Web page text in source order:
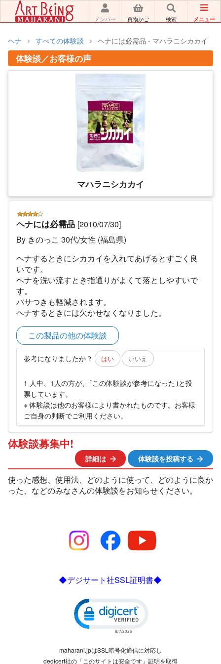
メンバー 買物かご 検索 メニュー
ヘナ すべての体験談 ヘナには必需品 - マハラニシカカイ
体験談／お客様の声
マハラニシカカイ
ヘナには必需品 [2010/07/30]
By きのっこ 30代/女性 (福島県)
ヘナするときにシカカイを入れてあげるとすごく良
いです。
ヘナを洗い流すとき指通りがよくて落としやすいで
す。
パサつきも軽減されます。
ヘナするときには欠かせなくなりました。
この製品の他の体験談
参考になりましたか？ はい いいえ
1 人中、1人の方が、｢この体験談が参考になった｣と投
票しています。
※ 体験談は他のお客様により書かれたものです。お客様
ご自身の判断でご利用ください。
体験談募集中!
体験談を投稿する
詳細は
使った感想、使用法、どのように使って、どのように良か
った、などのみなさんの体験談をお知らせください。
◆デジサート社SSL証明書◆
maharani.jpはSSL暗号化通信に対応し
degicert社の「このサイトは安全です」証明を取得